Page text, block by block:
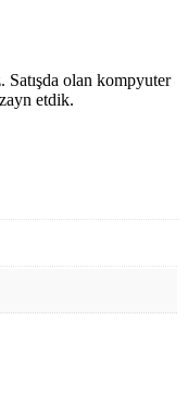
Satışda olan kompyuter
etdik.